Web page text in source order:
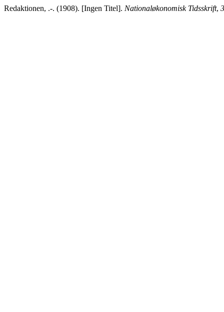
Redaktionen, .-. (1908). [Ingen Titel]. Nationaløkonomisk Tidsskrift, 3